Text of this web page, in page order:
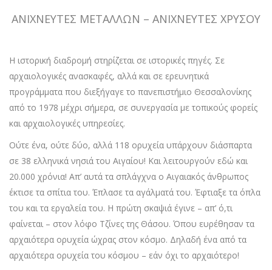
ΑΝΙΧΝΕΥΤΕΣ ΜΕΤΑΛΛΩΝ – ΑΝΙΧΝΕΥΤΕΣ ΧΡΥΣΟΥ
Η ιστορική διαδρομή στηρίζεται σε ιστορικές πηγές. Σε
αρχαιολογικές ανασκαφές, αλλά και σε ερευνητικά
προγράμματα που διεξήγαγε το πανεπιστήμιο Θεσσαλονίκης
από το 1978 μέχρι σήμερα, σε συνεργασία με τοπικούς φορείς
και αρχαιολογικές υπηρεσίες.
Ούτε ένα, ούτε δύο, αλλά 118 ορυχεία υπάρχουν διάσπαρτα
σε 38 ελληνικά νησιά του Αιγαίου! Και λειτουργούν εδώ και
20.000 χρόνια! Απ’ αυτά τα σπλάγχνα ο Αιγαιακός άνθρωπος
έκτισε τα σπίτια του. Έπλασε τα αγάλματά του. Έφτιαξε τα όπλα
του και τα εργαλεία του. Η πρώτη σκαψιά έγινε – απ’ ό,τι
φαίνεται – στον λόφο Τζίνες της Θάσου. Όπου ευρέθησαν τα
αρχαιότερα ορυχεία ώχρας στον κόσμο. Δηλαδή ένα από τα
αρχαιότερα ορυχεία του κόσμου – εάν όχι το αρχαιότερο!